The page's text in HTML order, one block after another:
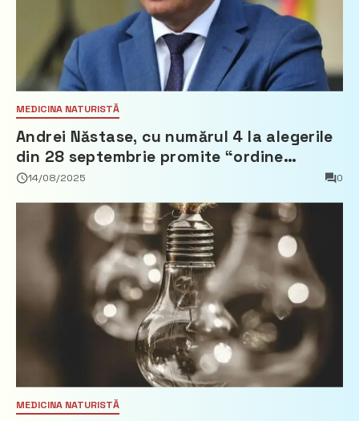
MEDICINA NATURISTĂ
Andrei Năstase, cu numărul 4 la alegerile
din 28 septembrie promite “ordine
europeană” și 10 miliarde pentru cetățeni
14/08/2025 0
MEDICINA NATURISTĂ